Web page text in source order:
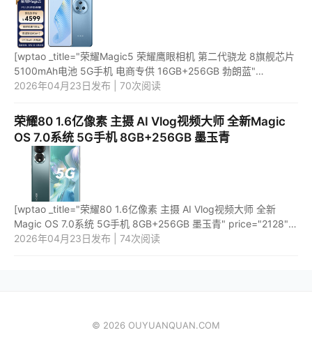
[wptao _title="荣耀Magic5 荣耀鹰眼相机 第二代骁龙 8旗舰芯片
5100mAh电池 5G手机 电商专供 16GB+256GB 勃朗蓝"
price="4699" url="https://item.jd.com/100057354289.html"
2026年04月23日发布 | 70次阅读
荣耀80 1.6亿像素 主摄 AI Vlog视频大师 全新Magic
OS 7.0系统 5G手机 8GB+256GB 墨玉青
[wptao _title="荣耀80 1.6亿像素 主摄 AI Vlog视频大师 全新
Magic OS 7.0系统 5G手机 8GB+256GB 墨玉青" price="2128"
url="https://item.jd.com/100050046989.html"
2026年04月23日发布 | 74次阅读
© 2026 OUYUANQUAN.COM